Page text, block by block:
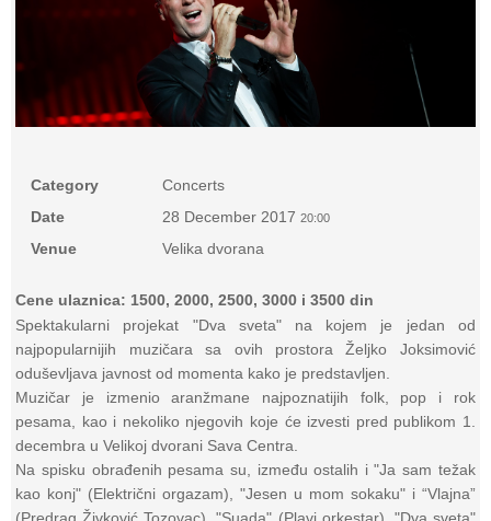
Category
Concerts
Date
28 December 2017 20:00
Venue Velika dvorana
Cene ulaznica: 1500, 2000, 2500, 3000 i 3500 din
Spektakularni projekat "Dva sveta" na kojem je jedan od
najpopularnijih muzičara sa ovih prostora Željko Joksimović
oduševljava javnost od momenta kako je predstavljen.
Muzičar je izmenio aranžmane najpoznatijih folk, pop i rok
pesama, kao i nekoliko njegovih koje će izvesti pred publikom 1.
decembra u Velikoj dvorani Sava Centra.
Na spisku obrađenih pesama su, između ostalih i "Ja sam težak
kao konj" (Električni orgazam), "Jesen u mom sokaku" i “Vlajna”